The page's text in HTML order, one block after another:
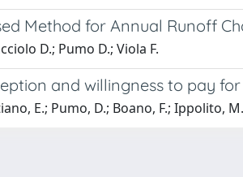
Method for Annual Runoff
D.; Pumo D.; Viola F.
and willingness to pay
E.; Pumo, D.; Boano, F.; Ippolito,